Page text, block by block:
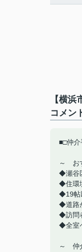
【横
コメン
■□仲
～ お
◆瀬谷
◆住環
◆19帖
◆道路
◆訪問
◆全室
～ 仲